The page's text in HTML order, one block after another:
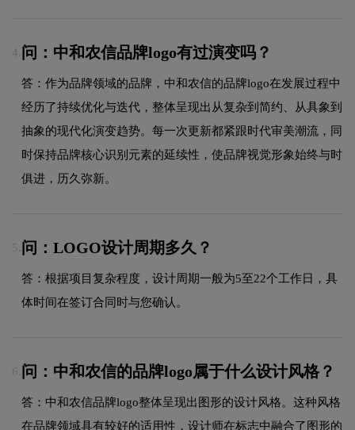
4. 问：中和农信品牌logo有过演变吗？
答：作为品牌领域的品牌，中和农信的品牌logo在发展过程中
经历了持续优化与迭代，整体呈现出从复杂到简约、从具象到
抽象的现代化演变趋势。每一次更新都紧跟时代审美潮流，同
时保持品牌核心识别元素的延续性，使品牌视觉形象始终与时
俱进，历久弥新。
5. 问：LOGO设计周期多久？
答：根据项目复杂程度，设计周期一般为5至22个工作日，具
体时间在签订合同时与您确认。
6. 问：中和农信的品牌logo属于什么设计风格？
答：中和农信品牌logo整体呈现出图形的设计风格。这种风格
在品牌领域具有较好的适用性，设计师在标志中融合了图形的